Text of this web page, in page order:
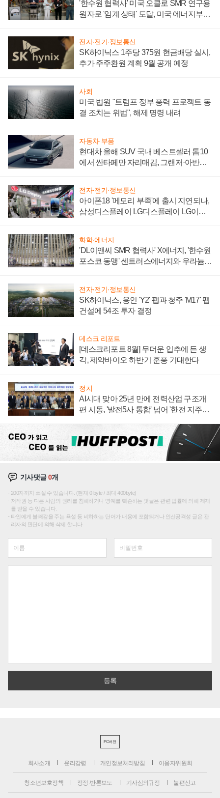
'한수원 협력사' 미국 오클로 SMR 연구용
원자로 '임계 상태' 도달, 미국 에너지부
전자·전기·정보통신
SK하이닉스 1주당 375원 현금배당 실시,
추가 주주환원 계획 9월 공개 예정
사회
미국 법원 "트럼프 정부 풍력 프로젝트 동
결 조치는 위법", 해제 명령 내려
자동차·부품
현대차 올해 SUV 국내 베스트셀러 톱10
에서 싼타페만 자리매김, 그랜저·아반떼
전자·전기·정보통신
아이폰18 '메모리 부족'에 출시 지연되나,
삼성디스플레이 LG디스플레이 LG이노
화학·에너지
'DL이앤씨 SMR 협력사' X에너지, '한수원
포스코 동맹' 센트러스에너지와 우라늄
전자·전기·정보통신
SK하이닉스, 용인 'Y2' 팹과 청주 'M17' 팹
건설에 54조 투자 결정
데스크 리포트
[데스크리포트 8월] 무더운 입추에 든 생
각, 제약바이오 하반기 훈풍 기대한다
정치
AI시대 맞아 25년 만에 전력산업 구조개
편 시동, '발전5사 통합' 넘어 '한전 지주사'
기사댓글0개
200자까지 쓰실 수 있습니다. (현재 0 byte / 최대 400byte)
저작권 등 다른 사람의 권리를 침해하거나 명예를 훼손하는 댓글은 관련 법률에 의해 제재
를 받을 수 있습니다.
타인에게 불쾌감을 주는 욕설 등 비하하는 단어가 내용에 포함되거나 인신공격성 글은 관
리자의 판단에 의해 삭제 합니다.
PC버전
회사소개 윤리강령 개인정보처리방침 이용자위원회
청소년보호정책 정정·반론보도 기사심의규정 불편신고